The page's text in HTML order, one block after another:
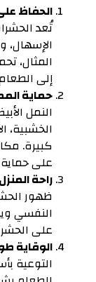
الحفاظ
تُعد
الإسهال،
المثال،
إلى
حماية
النمل
الخشبية،
كبيرة.
على
راحة
ظهور
النفسي
على
الوقاية
التوعية